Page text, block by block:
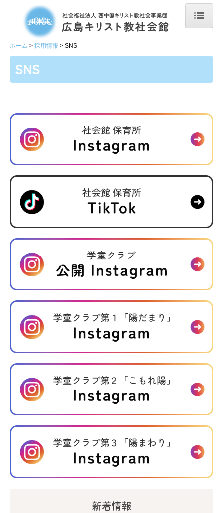
ホーム
共通のお知らせ
社会館について
保育事業
社会館 学童クラブ
スペース こむぎ
デイサービス かりん
訪問介護 かりん
生活介護事業所 かりん
広島キリスト教社会館 虹カフェ
情報公開
各種書類
ホーム 採用情報 SNS
SNS
新着情報